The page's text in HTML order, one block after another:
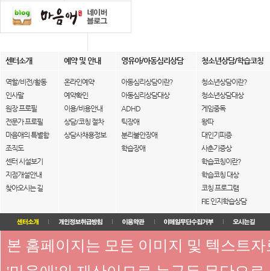
센터소개 예약 및 안내 영유아/아동심리상담 청소년상담/학습코칭
역할/비전/활동
인사말
원장 프로필
전문가 프로필
마음애의 특별함
조직도
센터 시설보기
지점개설안내
찾아오시는 길
온라인예약
예약확인
이용/비용안내
상담/코칭 절차
상담사채용정보
아동심리상담이란?
아동심리상담대상
ADHD
틱장애
분리불안장애
학습장애
청소년상담이란?
청소년상담대상
게임중독
왕따
대인기피증
사춘기증상
학습코칭이란?
학습코칭 대상
코칭 프로그램
FIE 인지학습상담
본 홈페이지는 모든 이미지 및 텍스트